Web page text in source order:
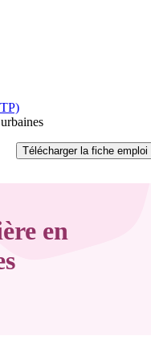
Télécharger la fiche emploi
en